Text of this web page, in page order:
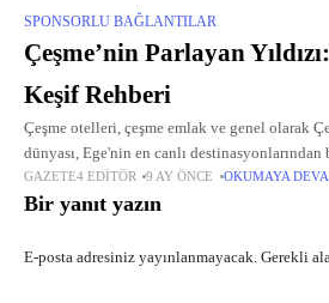
SPONSORLU BAĞLANTILAR
Çeşme’nin Parlayan
Keşif Rehberi
Çeşme otelleri, çeşme emlak ve genel olarak
dünyası, Ege'nin en canlı
bölge, turkuaz suları, tarihi taş evleri ve şifalı
ziyaretçileri
GAZETE4 EDITÖR 9 AY ÖNCE OKUMAYA
Bir yanıt yazın
E-posta adresiniz yayınlanmayacak. Gerekli